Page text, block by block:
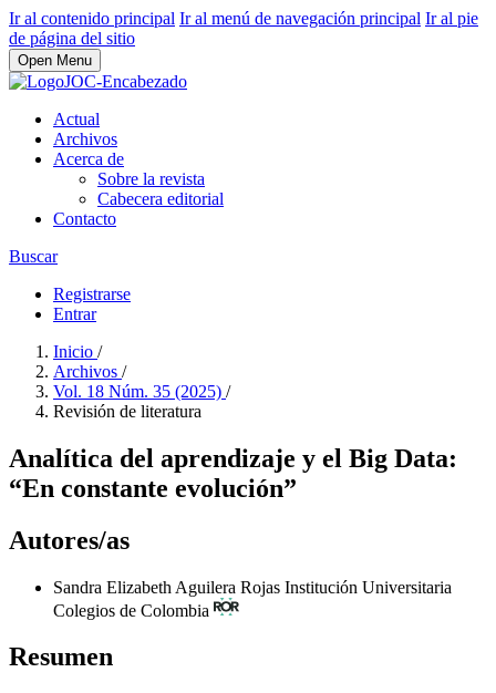
Ir al contenido principal Ir al menú de navegación principal Ir al pie
de página del sitio
Open Menu
Actual
Archivos
Acerca de
Sobre la revista
Cabecera editorial
Contacto
Buscar
Registrarse
Entrar
Inicio /
Archivos /
Vol. 18 Núm. 35 (2025) /
Revisión de literatura
Analítica del aprendizaje y el Big Data:
“En constante evolución”
Autores/as
Sandra Elizabeth Aguilera Rojas Institución Universitaria
Colegios de Colombia
Resumen